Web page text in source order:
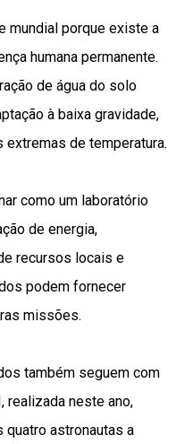
mundial porque existe a
humana permanente.
de água do solo
à baixa gravidade,
de temperatura.
como um laboratório
de energia,
recursos locais e
podem fornecer
missões.
também seguem com
realizada neste ano,
quatro astronautas a